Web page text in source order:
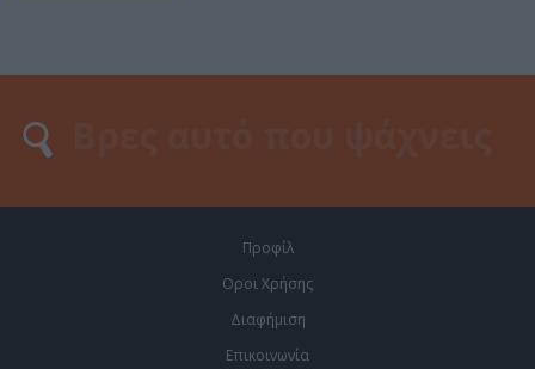
Προφίλ
Οροι Χρήσης
Διαφήμιση
Επικοινωνία